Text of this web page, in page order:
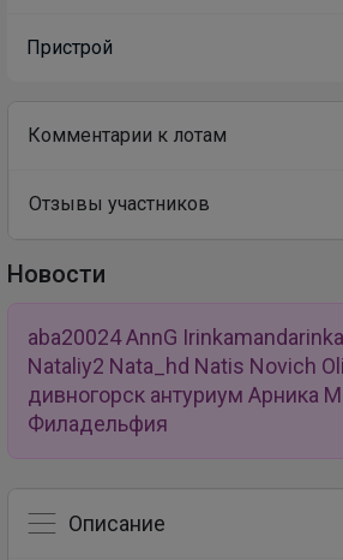
Пристрой
Комментарии к лотам
Отзывы участников
Новости
aba20024 AnnG
Nataliy2 Nata_hd Natis Novich
дивногорск антуриум Арника
Филадельфия
Описание